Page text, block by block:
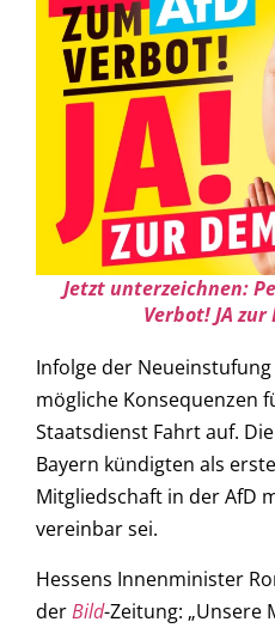
Jetzt unterzeichnen:
Verbot! JA
Infolge der
mögliche Konsequenzen
Staatsdienst Fahrt auf.
Bayern kündigten als
Mitgliedschaft in der AfD
vereinbar sei.
Hessens Innenminister
derBild-Zeitung: „Unsere